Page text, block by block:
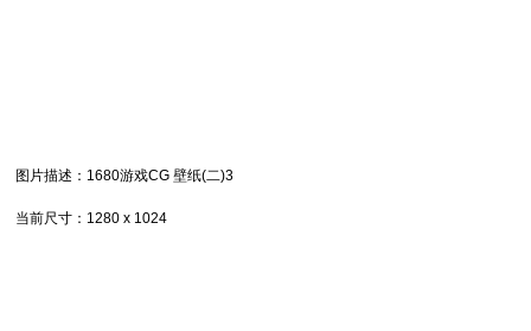
图片描述 ：1680游戏CG 壁纸(二)3
当前尺寸 ：1280 x 1024